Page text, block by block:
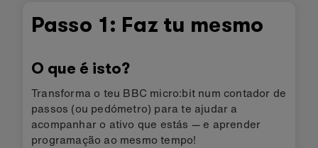
Passo 1: Faz tu mesmo
O que é isto?
Transforma o teu BBC micro:bit num contador de
passos (ou pedómetro) para te ajudar a
acompanhar o ativo que estás — e aprender
programação ao mesmo tempo!